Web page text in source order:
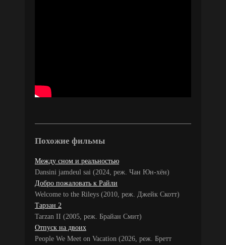
Похожие фильмы
Между сном и реальностью
Dansini jamdeul sai (2024, реж. Чан Юн-хён)
Добро пожаловать к Райли
Welcome to the Rileys (2010, реж. Джейк Скотт)
Тарзан 2
Tarzan II (2005, реж. Брайан Смит)
Отпуск на двоих
People We Meet on Vacation (2026, реж. Бретт